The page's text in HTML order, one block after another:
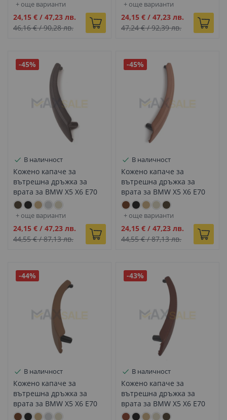
+ още варианти
Промо
цена
24,15 € / 47,23 лв.
46,16 €/90,28 лв.
+ още варианти
Промо
цена
24,15 € /47,23 лв.
47,24 €/92,39 лв.
-45%
В наличност
Кожено капаче за
вътрешна дръжка за
врата за BMW X5 X6 E70
E71 мока дясно
+ още варианти
Промо
цена
24,15 € / 47,23 лв.
44,55 €/87,13 лв.
-45%
В наличност
Кожено капаче за
вътрешна дръжка за
врата за BMW X5 X6 E70
E71 кафяво ляво
+ още варианти
Промо
цена
24,15 € /47,23 лв.
44,55 €/87,13 лв.
-44%
В наличност
Кожено капаче за
вътрешна дръжка за
врата за BMW X5 X6 E70
E71 кафяво дясно
-43%
В наличност
Кожено капаче за
вътрешна дръжка за
врата за BMW X5 X6 E70
E71 черено/кафяво ляво